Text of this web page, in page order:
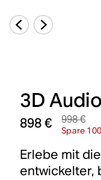
3D
898 € 998 €
Spare
Erlebe mit
entwickelter,